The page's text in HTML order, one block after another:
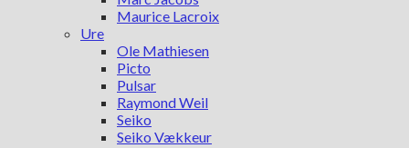
Maurice Lacroix
Ure
Ole Mathiesen
Picto
Pulsar
Raymond Weil
Seiko
Seiko Vækkeur